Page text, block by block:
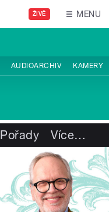
ŽIVĚ MENU
AUDIOARCHIV KAMERY
Pořady Více…